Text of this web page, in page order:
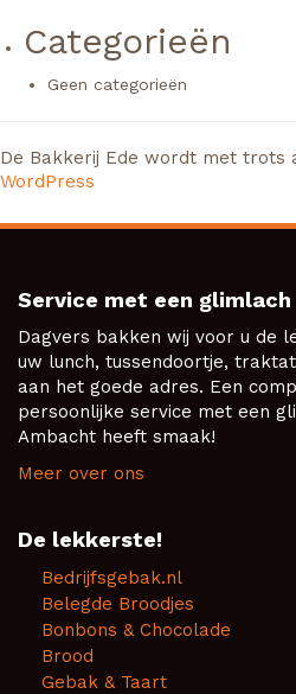
Categorieën
Geen categorieën
De Bakkerij Ede wordt met trots
WordPress
Service met een glimlach
Dagvers bakken wij voor u de
uw lunch, tussendoortje,
aan het goede adres. Een
persoonlijke service met een
Ambacht heeft smaak!
Meer over ons
De lekkerste!
Bedrijfsgebak.nl
Belegde Broodjes
Bonbons & Chocolade
Brood
Gebak & Taart